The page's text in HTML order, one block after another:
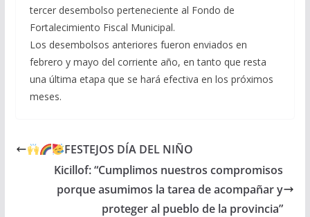
tercer desembolso perteneciente al Fondo de
Fortalecimiento Fiscal Municipal.
Los desembolsos anteriores fueron enviados en
febrero y mayo del corriente año, en tanto que resta
una última etapa que se hará efectiva en los próximos
meses.
FESTEJOS DÍA DEL NIÑO
Kicillof: “Cumplimos nuestros compromisos
porque asumimos la tarea de acompañar y
proteger al pueblo de la provincia”